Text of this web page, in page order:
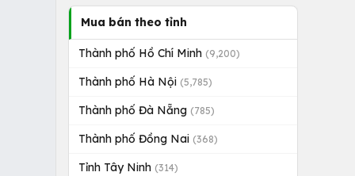
Mua bán theo tỉnh
Thành phố Hồ Chí Minh (9,200)
Thành phố Hà Nội (5,785)
Thành phố Đà Nẵng (785)
Thành phố Đồng Nai (368)
Tỉnh Tây Ninh (314)